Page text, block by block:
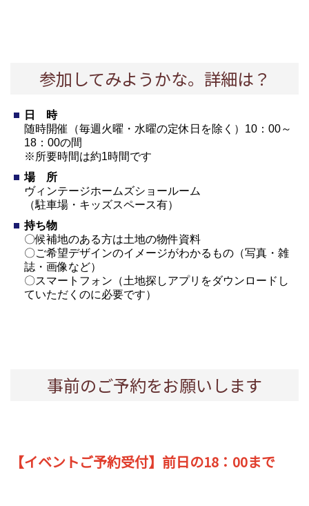
参加してみようかな。詳細は？
日 時
随時開催（毎週火曜・水曜の定休日を除く）10：00～
18：00の間
※所要時間は約1時間です
場 所
ヴィンテージホームズショールーム
（駐車場・キッズスペース有）
持ち物
〇候補地のある方は土地の物件資料
〇ご希望デザインのイメージがわかるもの（写真・雑
誌・画像など）
〇スマートフォン（土地探しアプリをダウンロードし
ていただくのに必要です）
事前のご予約をお願いします
【イベントご予約受付】前日の18：00まで